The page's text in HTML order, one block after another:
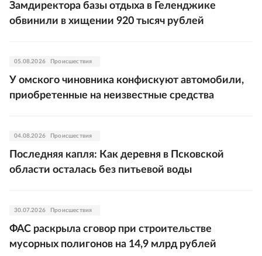
Замдиректора базы отдыха в Геленджике
обвинили в хищении 920 тысяч рублей
05.08.2026 Происшествия
У омского чиновника конфискуют автомобили,
приобретенные на неизвестные средства
04.08.2026 Происшествия
Последняя капля: Как деревня в Псковской
области осталась без питьевой воды
30.07.2026 Происшествия
ФАС раскрыла сговор при строительстве
мусорных полигонов на 14,9 млрд рублей